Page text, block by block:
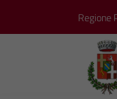
Regione